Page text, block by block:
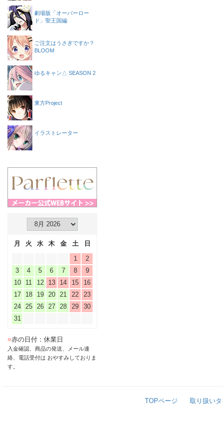
劇場版「オーバーロー
ド」聖王国編
ご注文はうさぎですか？
BLOOM
ゆるキャン△ SEASON 2
東方Project
イラストレーター
月 火 水 木 金 土
日
1
2
3
4 5 6 7 8
9
10
11 12 13 14 15
16
17
18 19 20 21 22
23
24
25 26 27 28 29
30
31
■赤の日付：休業日
入金確認、商品の発送、メール連
絡、電話受付は おやすみしておりま
す。
TOPページ 取り扱い